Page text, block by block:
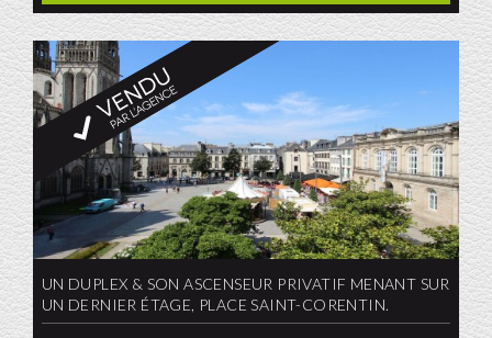
UN DUPLEX & SON ASCENSEUR PRIVATIF MENANT SUR
UN DERNIER ÉTAGE, PLACE SAINT-CORENTIN.